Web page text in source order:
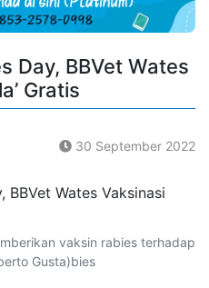
Day, BBVet Wates
Gratis
30 September 2022
vaksin rabies terhadap
Gusta)bies